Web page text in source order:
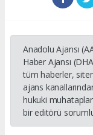
Anadolu Ajansı
Haber Ajansı
tüm haberler,
ajans
hukuki
bir editörü